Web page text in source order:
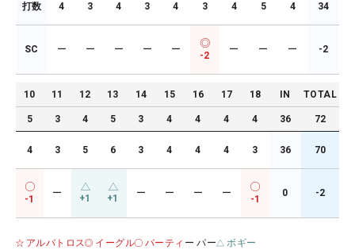
打数 4 3 4 3 4 3 4 5 4 34
SC ー ー ー ー ー
-2
ー ー ー -2
10 11 12 13 14 15 16 17 18 IN TOTAL
5 3 4 5 3 4 4 4 4 36 72
4 3 5 6 3 4 4 4 3 36 70
-1
ー +1 +1 ー ー ー ー
-1
0 -2
アルバトロス イーグル バーティ ー パー ボギー